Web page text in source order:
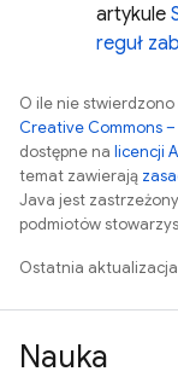
artykule
reguł
O ile nie
Creative Commons
dostępne na licencji
temat zawierają
Java jest
podmiotów
Ostatnia
Nauka